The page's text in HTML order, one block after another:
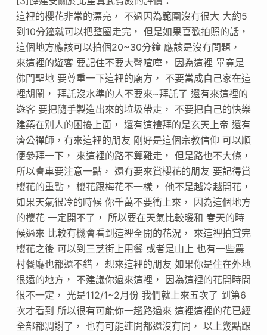
這裡的櫻花非常的漂亮， 不過因為範圍沒有很大 大約5
到10分鐘就可以把整圈走完， 但是如果喜歡拍照的話，
這個地方應該可以拍個20~30分鐘 應該是沒有問題，
來這裡的遊客 要記住不要大聲喧嘩， 因為這裡 畢竟是
佛門聖地 要尊重一下這裡的廟方， 不要當成自己家在這
裡胡鬧， 拜託沒水準的人不要來~拜託了 還有來這裡的
遊客 要把隨手製造出來的垃圾帶走， 不要把自己的快樂
建築在別人的困擾上面， 還有這禮拜的是玄天上帝 還有
濟公禪師，有來這裡的朋友 剛好是這個宗教信仰 可以順
便參拜一下， 來這裡的路不算難走， 但是路也不大條，
所以會車要注意一點， 還有要來賞櫻花的朋友 要記得賞
櫻花的重點， 櫻花跟梅花不一樣， 他不是越冷越開花，
如果天氣很冷的時候 你千萬不要衝上來， 因為這個地方
的櫻花 一定開不了， 所以要在天氣比較暖和 春天的時
候過來 比較有機會看到這裡全開的花況， 來這裡拍賞完
櫻花之後 可以到三芝街上用餐 或者是山上 也有一些農
村餐廳也都還不錯， 想來這裡的朋友 如果你是住在外地
很遠的地方， 不建議你過來這裡， 因為這裡的花開時間
很不一定， 光是112/1~2月份 我們就上來五次了 到第6
次才看到 所以很有可能你一趟路過來 這裡這裡的花已經
全部都凋謝了， 也有可能連開都還沒有開， 以上幾點跟